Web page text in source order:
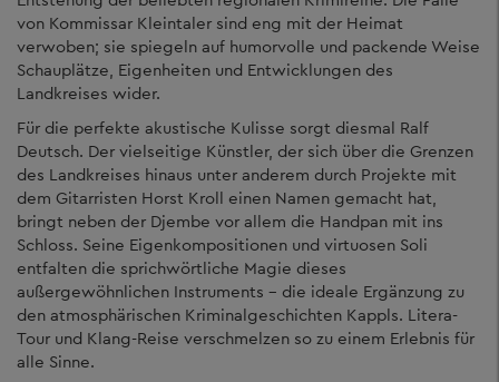
von Kommissar Kleintaler sind eng mit der Heimat
verwoben; sie spiegeln auf humorvolle und packende Weise
Schauplätze, Eigenheiten und Entwicklungen des
Landkreises wider.
Für die perfekte akustische Kulisse sorgt diesmal Ralf
Deutsch. Der vielseitige Künstler, der sich über die Grenzen
des Landkreises hinaus unter anderem durch Projekte mit
dem Gitarristen Horst Kroll einen Namen gemacht hat,
bringt neben der Djembe vor allem die Handpan mit ins
Schloss. Seine Eigenkompositionen und virtuosen Soli
entfalten die sprichwörtliche Magie dieses
außergewöhnlichen Instruments – die ideale Ergänzung zu
den atmosphärischen Kriminalgeschichten Kappls. Litera-
Tour und Klang-Reise verschmelzen so zu einem Erlebnis für
alle Sinne.